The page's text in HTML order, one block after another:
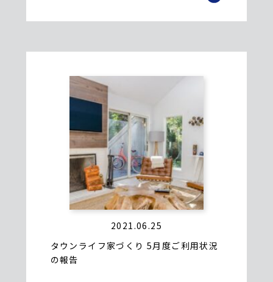
2021.06.25
タウンライフ家づくり 5月度ご利用状況
の報告